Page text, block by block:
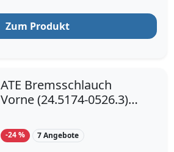
Zum Produkt
ATE Bremsschlauch
Vorne (24.5174-0526.3)
-24 % 7 Angebote